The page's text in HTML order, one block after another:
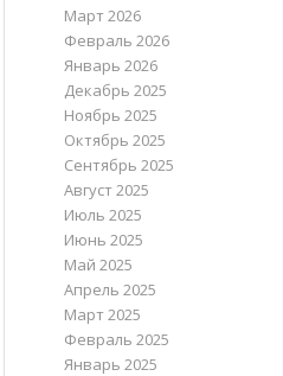
Март 2026
Февраль 2026
Январь 2026
Декабрь 2025
Ноябрь 2025
Октябрь 2025
Сентябрь 2025
Август 2025
Июль 2025
Июнь 2025
Май 2025
Апрель 2025
Март 2025
Февраль 2025
Январь 2025